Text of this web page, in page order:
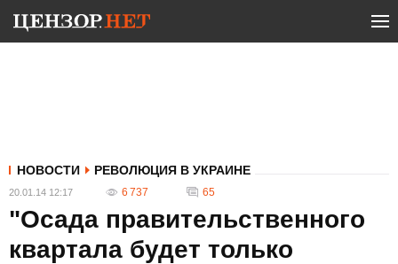
НОВОСТИ РЕВОЛЮЦИЯ В УКРАИНЕ
20.01.14 12:17 6 737 65
"Осада правительственного
квартала будет только